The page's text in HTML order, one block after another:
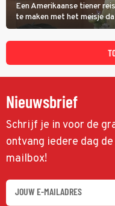
Een Amerikaanse tiener
te maken met het meisje
Nieuwsbrief
Schrijf je in voor de
ontvang iedere dag
mailbox!